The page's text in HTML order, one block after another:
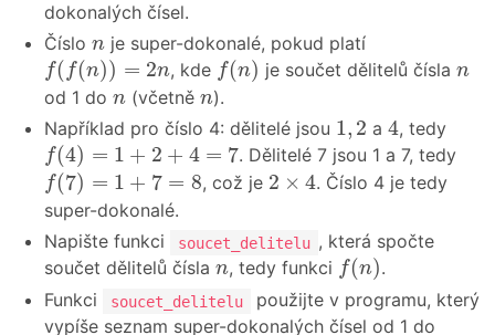
dokonalých čísel.
Číslo n
n je super-dokonalé, pokud platí
f( f(n)) = 2n
f(f(n))= n , kde f(n)
f(n) je součet dělitelů číslan
n
od 1 do n
n (včetně n
n).
Například pro číslo 4: dělitelé jsou 1, 2
1 2 a4
4, tedy
f(4) = 1 + 2 + 4 = 7
f(4)= +2+ 4 = 7 . Dělitelé 7 jsou 1 a 7, tedy
f(7) = 1 + 7 = 8
f(7)= +7 = 8 , což je 2 × 4
2 ×4 . Číslo 4 je tedy
super-dokonalé.
Napište funkci
soucet_delitelu , která spočte
součet dělitelů čísla n
n, tedy funkci f(n)
f(n) .
Funkci
soucet_delitelu
použijte v programu, který
vypíše seznam super-dokonalých čísel od 1 do